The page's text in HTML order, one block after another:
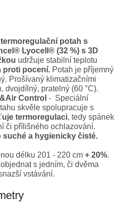
potah s
Lyocell® (32 %) s 3D
udržuje stabilní teplotu
proti pocení. Potah je příjemný
Prošívaný klimatizačními
dvojdílný, pratelný (60 °C).
Control - Speciální
skvěle spolupracuje s
termoregulaci, tedy spánek
či přílišného ochlazování.
suché a hygienicky čisté.
délku 201 - 220 cm + 20%.
s jedním, či dvěma
vstávání.